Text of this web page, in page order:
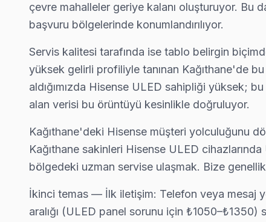
Hisense Uzman Teknisyen Ekibi — Kağıthane
Murat T. — Hisense Servis Uzmanı
Kağıthane Servis İstatistikleri
çevre mahalleler geriye kalanı oluşturuyor. Bu
başvuru bölgelerinde konumlandırılıyor.
Servis kalitesi tarafında ise tablo belirgin
yüksek gelirli profiliyle tanınan Kağıthane'de
aldığımızda Hisense ULED sahipliği yüksek;
alan verisi bu örüntüyü kesinlikle doğruluyor.
Kağıthane'deki Hisense müşteri yolculuğunu
Kağıthane sakinleri Hisense ULED
bölgedeki uzman servise ulaşmak. Bize
İkinci temas — İlk iletişim: Telefon veya mesaj
aralığı (ULED panel sorunu için